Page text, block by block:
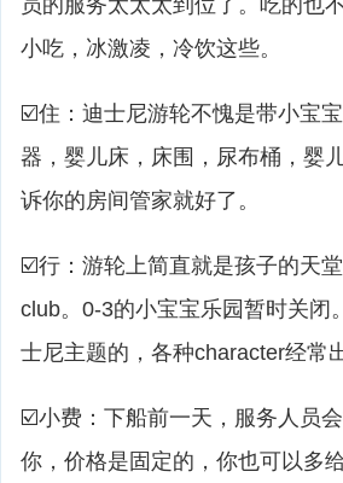
员的服务太太太到位了。吃的也
小吃，冰激凌，冷饮这些。
☑️住：迪士尼游轮不愧是带小宝
器，婴儿床，床围，尿布桶，婴
诉你的房间管家就好了。
☑️行：游轮上简直就是孩子的天
club。0-3的小宝宝乐园暂时关闭
士尼主题的，各种character经常
☑️小费：下船前一天，服务人员
你，价格是固定的，你也可以多